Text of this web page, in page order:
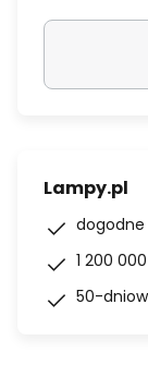
Lampy.pl
1 200
50-